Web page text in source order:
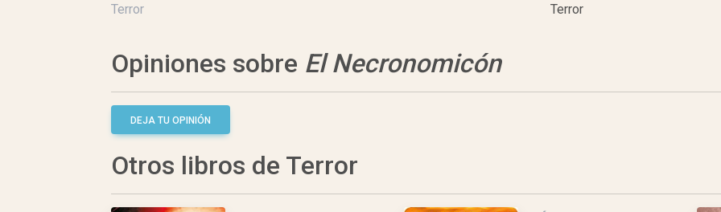
Terror Terror
Opiniones sobre El Necronomicón
DEJA TU OPINIÓN
Otros libros de Terror